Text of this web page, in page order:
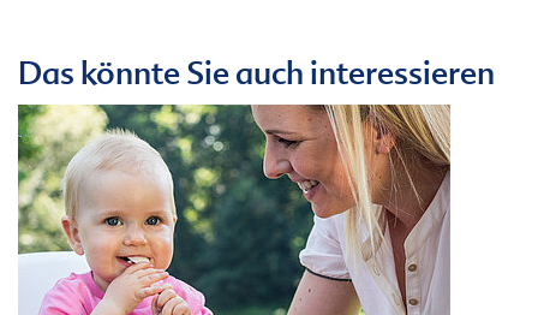
Das könnte Sie auch interessieren